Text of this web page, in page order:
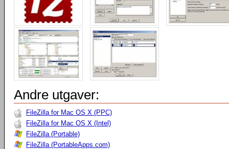
Andre utgaver:
FileZilla for Mac OS X (PPC)
FileZilla for Mac OS X (Intel)
FileZilla (Portable)
FileZilla (PortableApps.com)